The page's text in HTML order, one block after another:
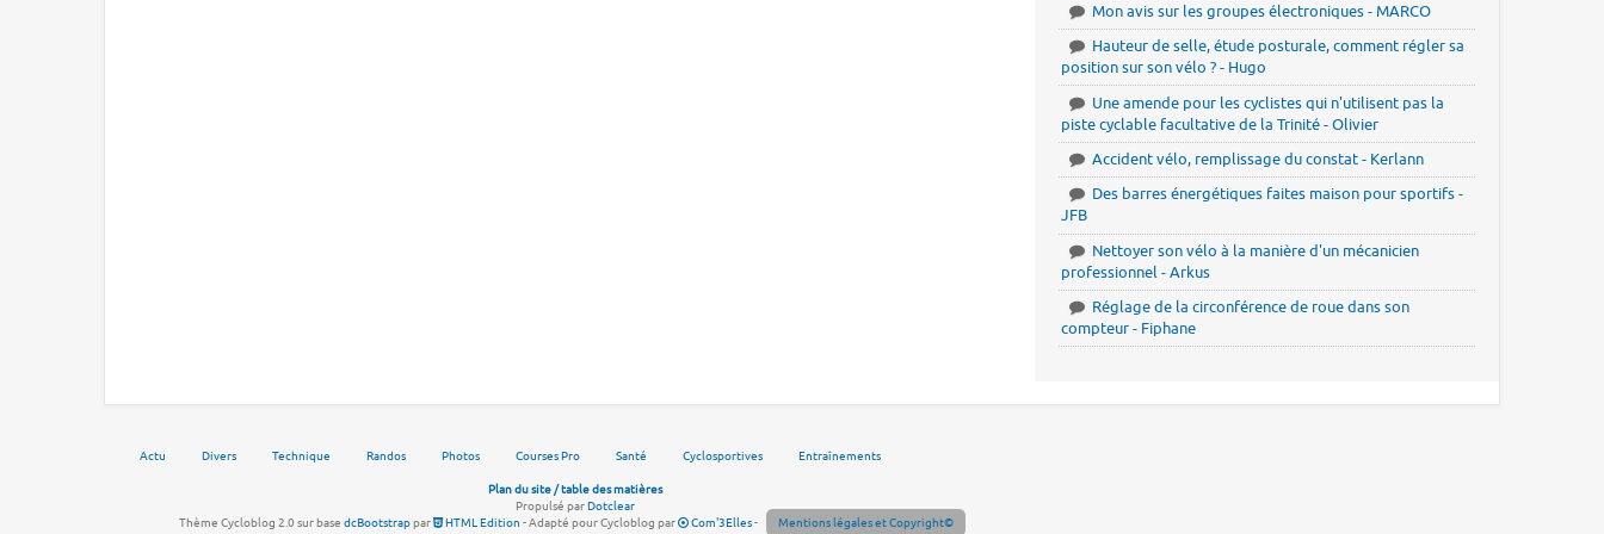
Mon avis sur les groupes électroniques - MARCO
Hauteur de selle, étude posturale, comment régler sa
position sur son vélo ? - Hugo
Une amende pour les cyclistes qui n'utilisent pas la
piste cyclable facultative de la Trinité - Olivier
Accident vélo, remplissage du constat - Kerlann
Des barres énergétiques faites maison pour sportifs -
JFB
Nettoyer son vélo à la manière d'un mécanicien
professionnel - Arkus
Réglage de la circonférence de roue dans son
compteur - Fiphane
Actu Divers Technique Randos Photos Courses Pro Santé Cyclosportives Entraînements
Plan du site / table des matières
Propulsé parDotclear
Thème Cycloblog 2.0 sur base dcBootstrappar HTML Edition - Adapté pour Cycloblog par Com'3Elles- Mentions légales et Copyright©